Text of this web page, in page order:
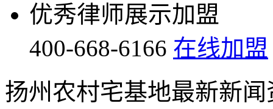
优秀律师展示加盟
400-668-6166 在线加盟
扬州农村宅基地最新新闻